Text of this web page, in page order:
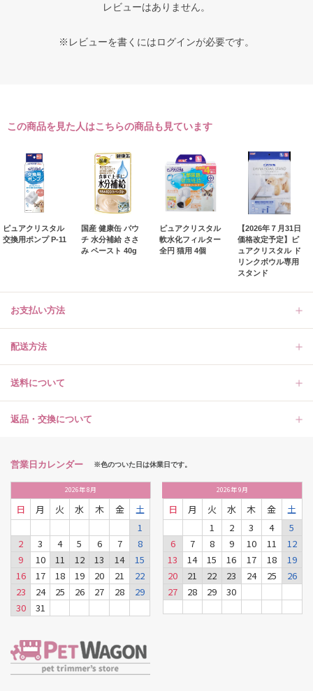
レビューはありません。
※レビューを書くにはログインが必要です。
この商品を見た人はこちらの商品も見ています
ピュアクリスタル
交換用ポンプ P-11
国産 健康缶 パウ
チ 水分補給 ささ
み ペースト 40g
ピュアクリスタル
軟水化フィルター
全円 猫用 4個
【2026年７月31日
価格改定予定】ピ
ュアクリスタル ド
リンクボウル専用
スタンド
お支払い方法
配送方法
送料について
返品・交換について
営業日カレンダー ※色のついた日は休業日です。
2026年8月
日 月 火 水 木 金
土
1
2
3 4 5 6 7
8
9
10 11 12 13 14
15
16
17 18 19 20 21
22
23
24 25 26 27 28
29
30
31
2026年9月
日 月 火 水 木 金
土
1
2 3 4
5
6
7 8 9 10 11
12
13
14 15 16 17 18
19
20
21 22 23 24 25
26
27
28 29 30